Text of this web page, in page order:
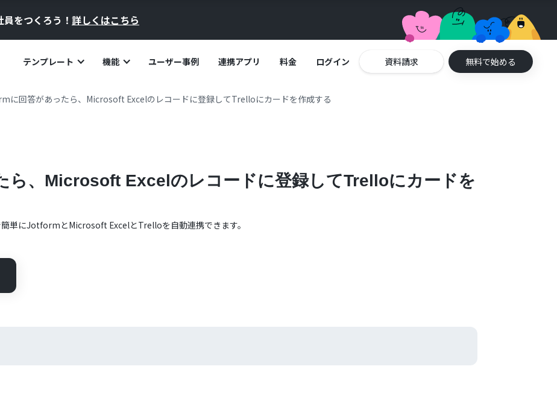
をつくろう！ 詳しくはこちら
テンプレート 機能 ユーザー事例 連携アプリ 料金 ログイン 資料請求 無料で始める
に回答があったら、Microsoft Excelのレコードに登録してTrelloにカードを作成する
ら、Microsoft Excelのレコードに登録してTrelloにカードを
単にJotformとMicrosoft ExcelとTrelloを自動連携できます。